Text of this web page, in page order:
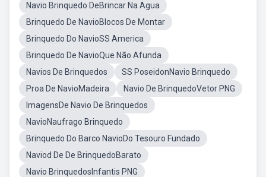
Navio Brinquedo DeBrincar Na Agua
Brinquedo De NavioBlocos De Montar
Brinquedo Do NavioSS America
Brinquedo De NavioQue Não Afunda
Navios De Brinquedos
SS PoseidonNavio Brinquedo
Proa De NavioMadeira
Navio De BrinquedoVetor PNG
ImagensDe Navio De Brinquedos
NavioNaufrago Brinquedo
Brinquedo Do Barco NavioDo Tesouro Fundado
Naviod De De BrinquedoBarato
Navio BrinquedosInfantis PNG